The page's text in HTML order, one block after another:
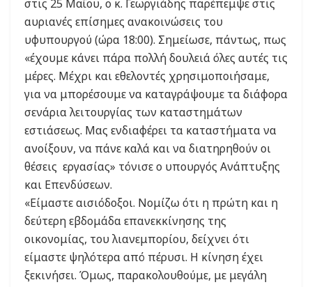
στις 25 Μαΐου, ο κ. Γεωργιάδης παρέπεμψε στις
αυριανές επίσημες ανακοινώσεις του
υφυπουργού (ώρα 18:00). Σημείωσε, πάντως, πως
«έχουμε κάνει πάρα πολλή δουλειά όλες αυτές τις
μέρες. Μέχρι και εθελοντές χρησιμοποιήσαμε,
για να μπορέσουμε να καταγράψουμε τα διάφορα
σενάρια λειτουργίας των καταστημάτων
εστιάσεως. Μας ενδιαφέρει τα καταστήματα να
ανοίξουν, να πάνε καλά και να διατηρηθούν οι
θέσεις εργασίας» τόνισε ο υπουργός Ανάπτυξης
και Επενδύσεων.
«Είμαστε αισιόδοξοι. Νομίζω ότι η πρώτη και η
δεύτερη εβδομάδα επανεκκίνησης της
οικονομίας, του λιανεμπορίου, δείχνει ότι
είμαστε ψηλότερα από πέρυσι. Η κίνηση έχει
ξεκινήσει. Όμως, παρακολουθούμε, με μεγάλη